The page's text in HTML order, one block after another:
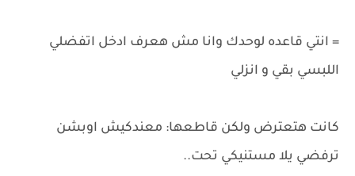
= انتي قاعده لوحدك وانا مش هعرف ادخل اتفضلي
اللبسي بقي و انزلي
كانت هتعترض ولكن قاطعها: معندكيش اوبشن
ترفضي يلا مستنيكي تحت..